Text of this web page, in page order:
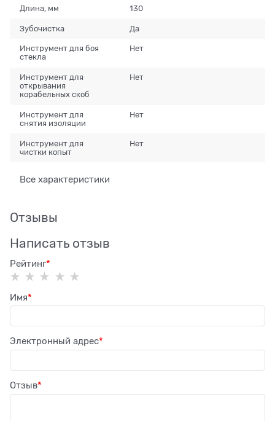
Длина, мм 130
Зубочистка Да
Инструмент для боя
стекла
Нет
Инструмент для
открывания
корабельных скоб
Нет
Инструмент для
снятия изоляции
Нет
Инструмент для
чистки копыт
Нет
Все характеристики
Отзывы
Написать отзыв
Рейтинг
Имя
Электронный адрес
Отзыв